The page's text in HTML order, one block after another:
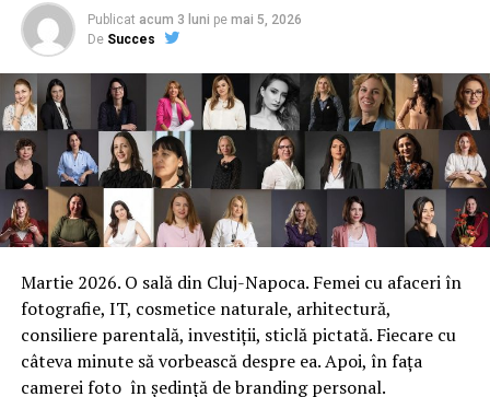
Publicat acum 3 luni pe mai 5, 2026
De Succes
Martie 2026. O sală din Cluj-Napoca. Femei cu afaceri în
fotografie, IT, cosmetice naturale, arhitectură,
consiliere parentală, investiții, sticlă pictată. Fiecare cu
câteva minute să vorbească despre ea. Apoi, în fața
camerei foto în ședință de branding personal.